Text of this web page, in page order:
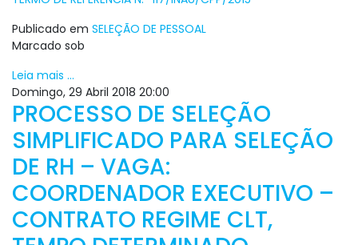
Publicado em SELEÇÃO DE PESSOAL
Marcado sob
Leia mais ...
Domingo, 29 Abril 2018 20:00
PROCESSO DE SELEÇÃO
SIMPLIFICADO PARA SELEÇÃO
DE RH – VAGA:
COORDENADOR EXECUTIVO –
CONTRATO REGIME CLT,